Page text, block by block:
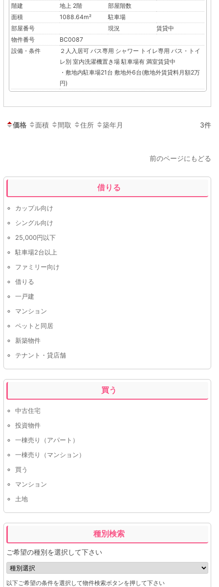
階建 地上 2階
部屋階数
面積
1088.64m²
駐車場
部屋番号
現況
賃貸中
物件番号
BC0087
設備・条件
２人入居可 バス専用 シャワー トイレ専用 バス・トイ
レ別 室内洗濯機置き場 駐車場有 満室賃貸中
・敷地内駐車場21台 敷地外6台(敷地外賃貸料月額2万
円)
価格 面積 間取 住所 築年月 3件
前のページにもどる
借りる
カップル向け
シングル向け
25,000円以下
駐車場2台以上
ファミリー向け
借りる
一戸建
マンション
ペットと同居
新築物件
テナント・貸店舗
買う
中古住宅
投資物件
一棟売り（アパート）
一棟売り（マンション）
買う
マンション
土地
種別検索
ご希望の種別を選択して下さい
以下ご希望の条件を選択して物件検索ボタンを押して下さい